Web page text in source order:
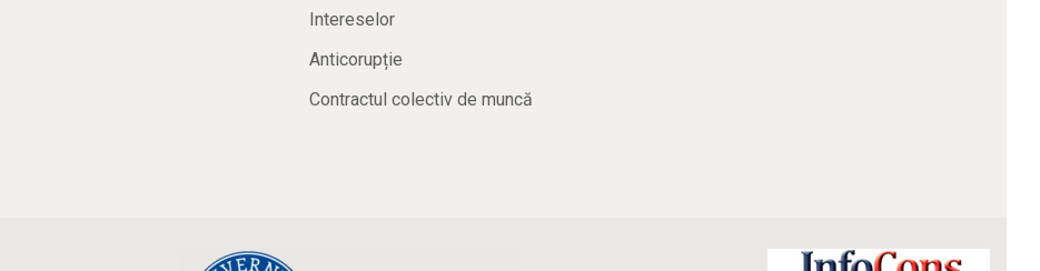
Intereselor
Anticorupție
Contractul colectiv de muncă